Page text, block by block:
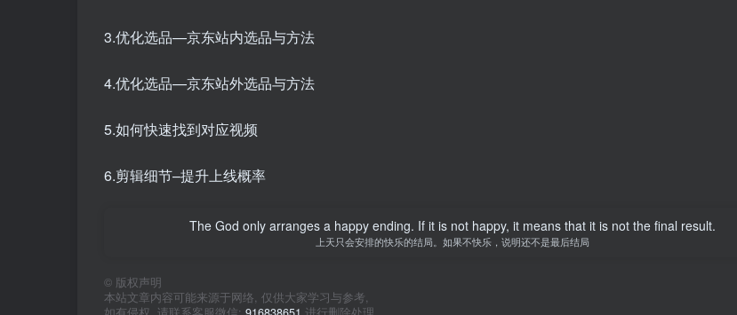
3.优化选品—京东站内选品与方法
4.优化选品—京东站外选品与方法
5.如何快速找到对应视频
6.剪辑细节–提升上线概率
The God only arranges a happy ending. If it is not happy, it means that it is not the final result.
上天只会安排的快乐的结局。如果不快乐，说明还不是最后结局
© 版权声明
本站文章内容可能来源于网络, 仅供大家学习与参考,